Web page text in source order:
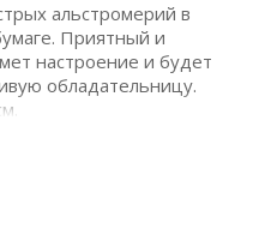
альстромерий в
Приятный и
настроение и будет
обладательницу.